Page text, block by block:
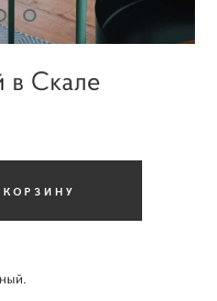
в Скале